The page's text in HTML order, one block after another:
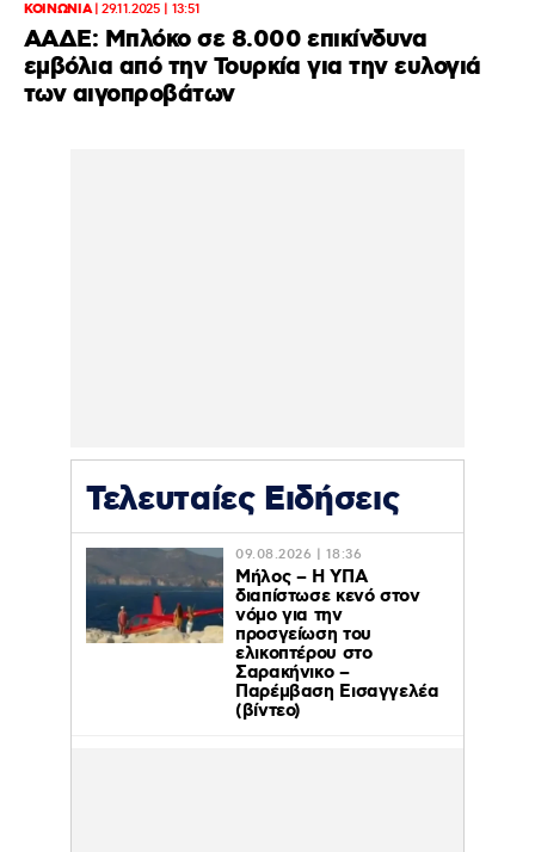
ΚΟΙΝΩΝΙΑ|29.11.2025 | 13:51
ΑΑΔΕ: Μπλόκο σε 8.000 επικίνδυνα
εμβόλια από την Τουρκία για την ευλογιά
των αιγοπροβάτων
Τελευταίες Ειδήσεις
09.08.2026 | 18:36
Μήλος – Η ΥΠΑ
διαπίστωσε κενό στον
νόμο για την
προσγείωση του
ελικοπτέρου στο
Σαρακήνικο –
Παρέμβαση Εισαγγελέα
(βίντεο)